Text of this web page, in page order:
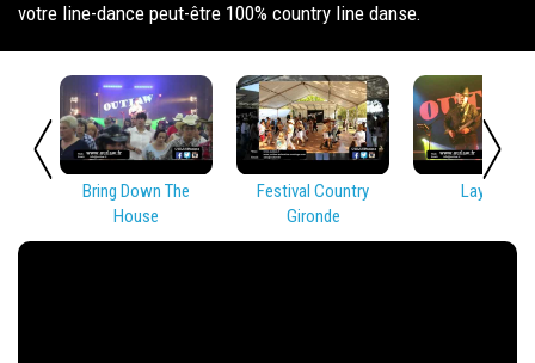
votre line-dance peut-être 100% country line danse.
Bring Down The
House
Festival Country
Gironde
Lay Low